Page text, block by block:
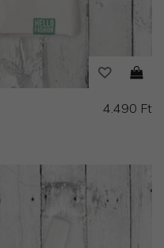
4.490 Ft